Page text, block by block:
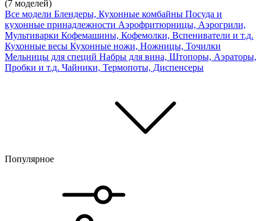
(7 моделей)
Все модели Блендеры, Кухонные комбайны Посуда и
кухонные принадлежности Аэрофритюрницы, Аэрогрили,
Мультиварки Кофемашины, Кофемолки, Вспениватели и т.д.
Кухонные весы Кухонные ножи, Ножницы, Точилки
Мельницы для специй Набры для вина, Штопоры, Аэраторы,
Пробки и т.д. Чайники, Термопоты, Диспенсеры
Популярное